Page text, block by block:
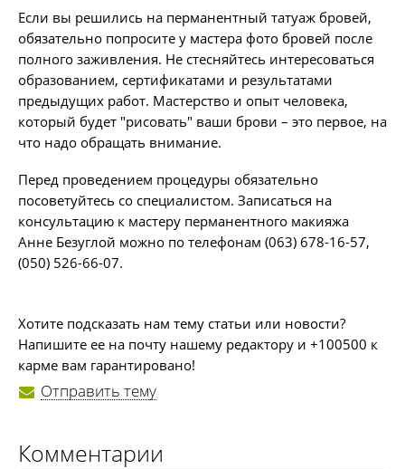
Если вы решились на перманентный татуаж бровей,
обязательно попросите у мастера фото бровей после
полного заживления. Не стесняйтесь интересоваться
образованием, сертификатами и результатами
предыдущих работ. Мастерство и опыт человека,
который будет "рисовать" ваши брови – это первое, на
что надо обращать внимание.
Перед проведением процедуры обязательно
посоветуйтесь со специалистом. Записаться на
консультацию к мастеру перманентного макияжа
Анне Безуглой можно по телефонам (063) 678-16-57,
(050) 526-66-07.
Хотите подсказать нам тему статьи или новости?
Напишите ее на почту нашему редактору и +100500 к
карме вам гарантировано!
Отправить тему
Комментарии